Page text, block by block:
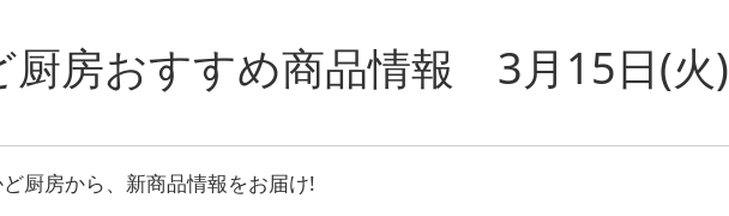
厨房おすすめ商品情報 3月15日(火)
厨房から、新商品情報をお届け!